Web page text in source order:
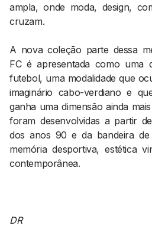
ampla, onde moda, design,
cruzam.
A nova coleção parte dessa
FC é apresentada como uma
futebol, uma modalidade que
imaginário cabo-verdiano e
ganha uma dimensão ainda
foram desenvolvidas a partir
dos anos 90 e da bandeira
memória desportiva, estética
contemporânea.
DR